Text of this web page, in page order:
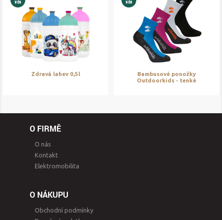
Zdravá lahev 0,5l
Bambusové ponožky
Outdoorkids - tenké
O FIRMĚ
O nás
Kontakt
Elektromobilita
O NÁKUPU
Obchodní podmínky